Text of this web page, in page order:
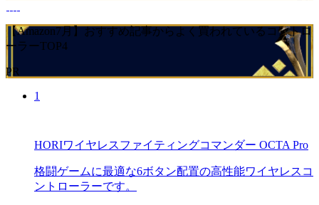
【Amazon7月】おすすめ記事からよく買われているコントロ
ーラーTOP4
PR
1
HORIワイヤレスファイティングコマンダー OCTA Pro
格闘ゲームに最適な6ボタン配置の高性能ワイヤレスコ
ントローラーです。